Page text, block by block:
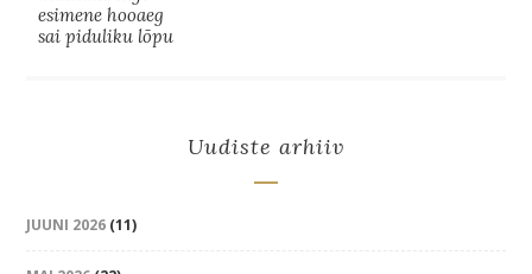
esimene hooaeg
sai piduliku lõpu
Uudiste arhiiv
JUUNI 2026 (11)